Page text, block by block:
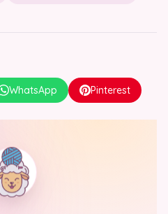
WhatsApp Pinterest